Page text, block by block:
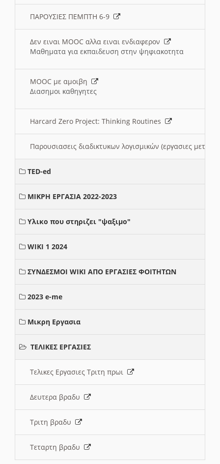
ΠΑΡΟΥΣΙΕΣ ΠΕΜΠΤΗ 6-9
Δεν ειναι MOOC αλλα ειναι ενδιαφερον
Μαθηματα για εκπαιδευση στην ψηφιακοτητα
MOOC με αμοιβη
Διασημοι καθηγητες
Harcard Zero Project: Thinking Routines
Παρουσιασεις διαδικτυκων λογισμικών (εργασιες
TED-ed
ΜΙΚΡΗ ΕΡΓΑΣΙΑ 2022-2023
Υλικο που στηριζει "ψαξιμο"
WIKI 1 2024
ΣΥΝΔΕΣΜΟΙ WIKI ΑΠΟ ΕΡΓΑΣΙΕΣ ΦΟΙΤΗΤΩΝ
2023 e-me
Μικρη Εργασια
ΤΕΛΙΚΕΣ ΕΡΓΑΣΙΕΣ
Τελικες Εργασιες Τριτη πρωι
Δευτερα βραδυ
Τριτη βραδυ
Τεταρτη βραδυ